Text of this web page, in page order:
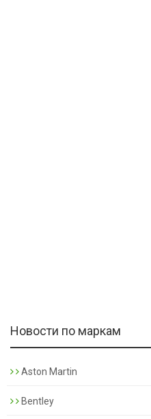
Новости по маркам
Aston Martin
Bentley